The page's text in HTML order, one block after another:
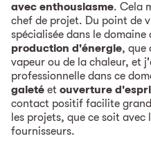
avec enthousiasme. Cela
chef de projet. Du point de
spécialisée dans le domaine
production d'énergie, que
vapeur ou de la chaleur, et
professionnelle dans ce
gaieté et ouverture
contact positif facilite
les projets, que ce soit avec
fournisseurs.